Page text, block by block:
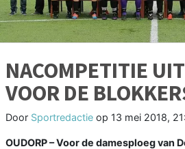
NACOMPETITIE
VOOR DE
Door Sportredactie op 13 mei 2018,
OUDORP –Voor de damesploeg van